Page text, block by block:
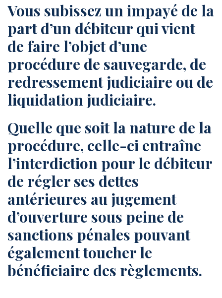
Vous subissez un impayé de la
part d’un débiteur qui vient
de faire l’objet d’une
procédure de sauvegarde, de
redressement judiciaire ou de
liquidation judiciaire.
Quelle que soit la nature de la
procédure, celle-ci entraîne
l’interdiction pour le débiteur
de régler ses dettes
antérieures au jugement
d’ouverture sous peine de
sanctions pénales pouvant
également toucher le
bénéficiaire des règlements.